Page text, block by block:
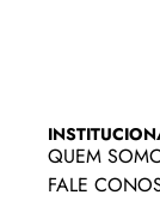
QUEM
FALE